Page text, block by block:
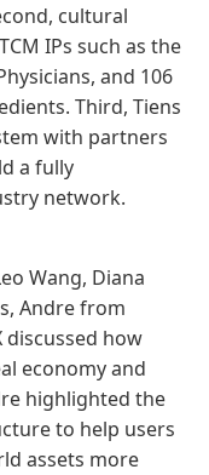
cultural
IPs such as the
and 106
Third, Tiens
with partners
a fully
network.
Wang, Diana
Andre from
discussed how
economy and
highlighted the
to help users
assets more